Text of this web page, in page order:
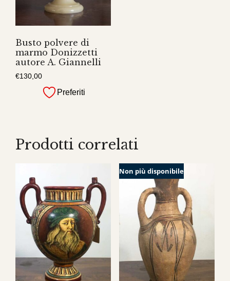
Busto polvere di
marmo Donizzetti
autore A. Giannelli
€130,00
Preferiti
Prodotti correlati
Non più disponibile